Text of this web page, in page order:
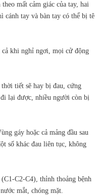
mất cảm giác của tay, hai
cánh tay và bàn tay có thể bị tê
khi nghỉ ngơi, mọi cử động
tiết sẽ hay bị đau, cứng
lại được, nhiều người còn bị
gáy hoặc cả mảng đầu sau
số khác đau liên tục, không
C2-C4), thỉnh thoảng bệnh
mắt, chóng mặt.